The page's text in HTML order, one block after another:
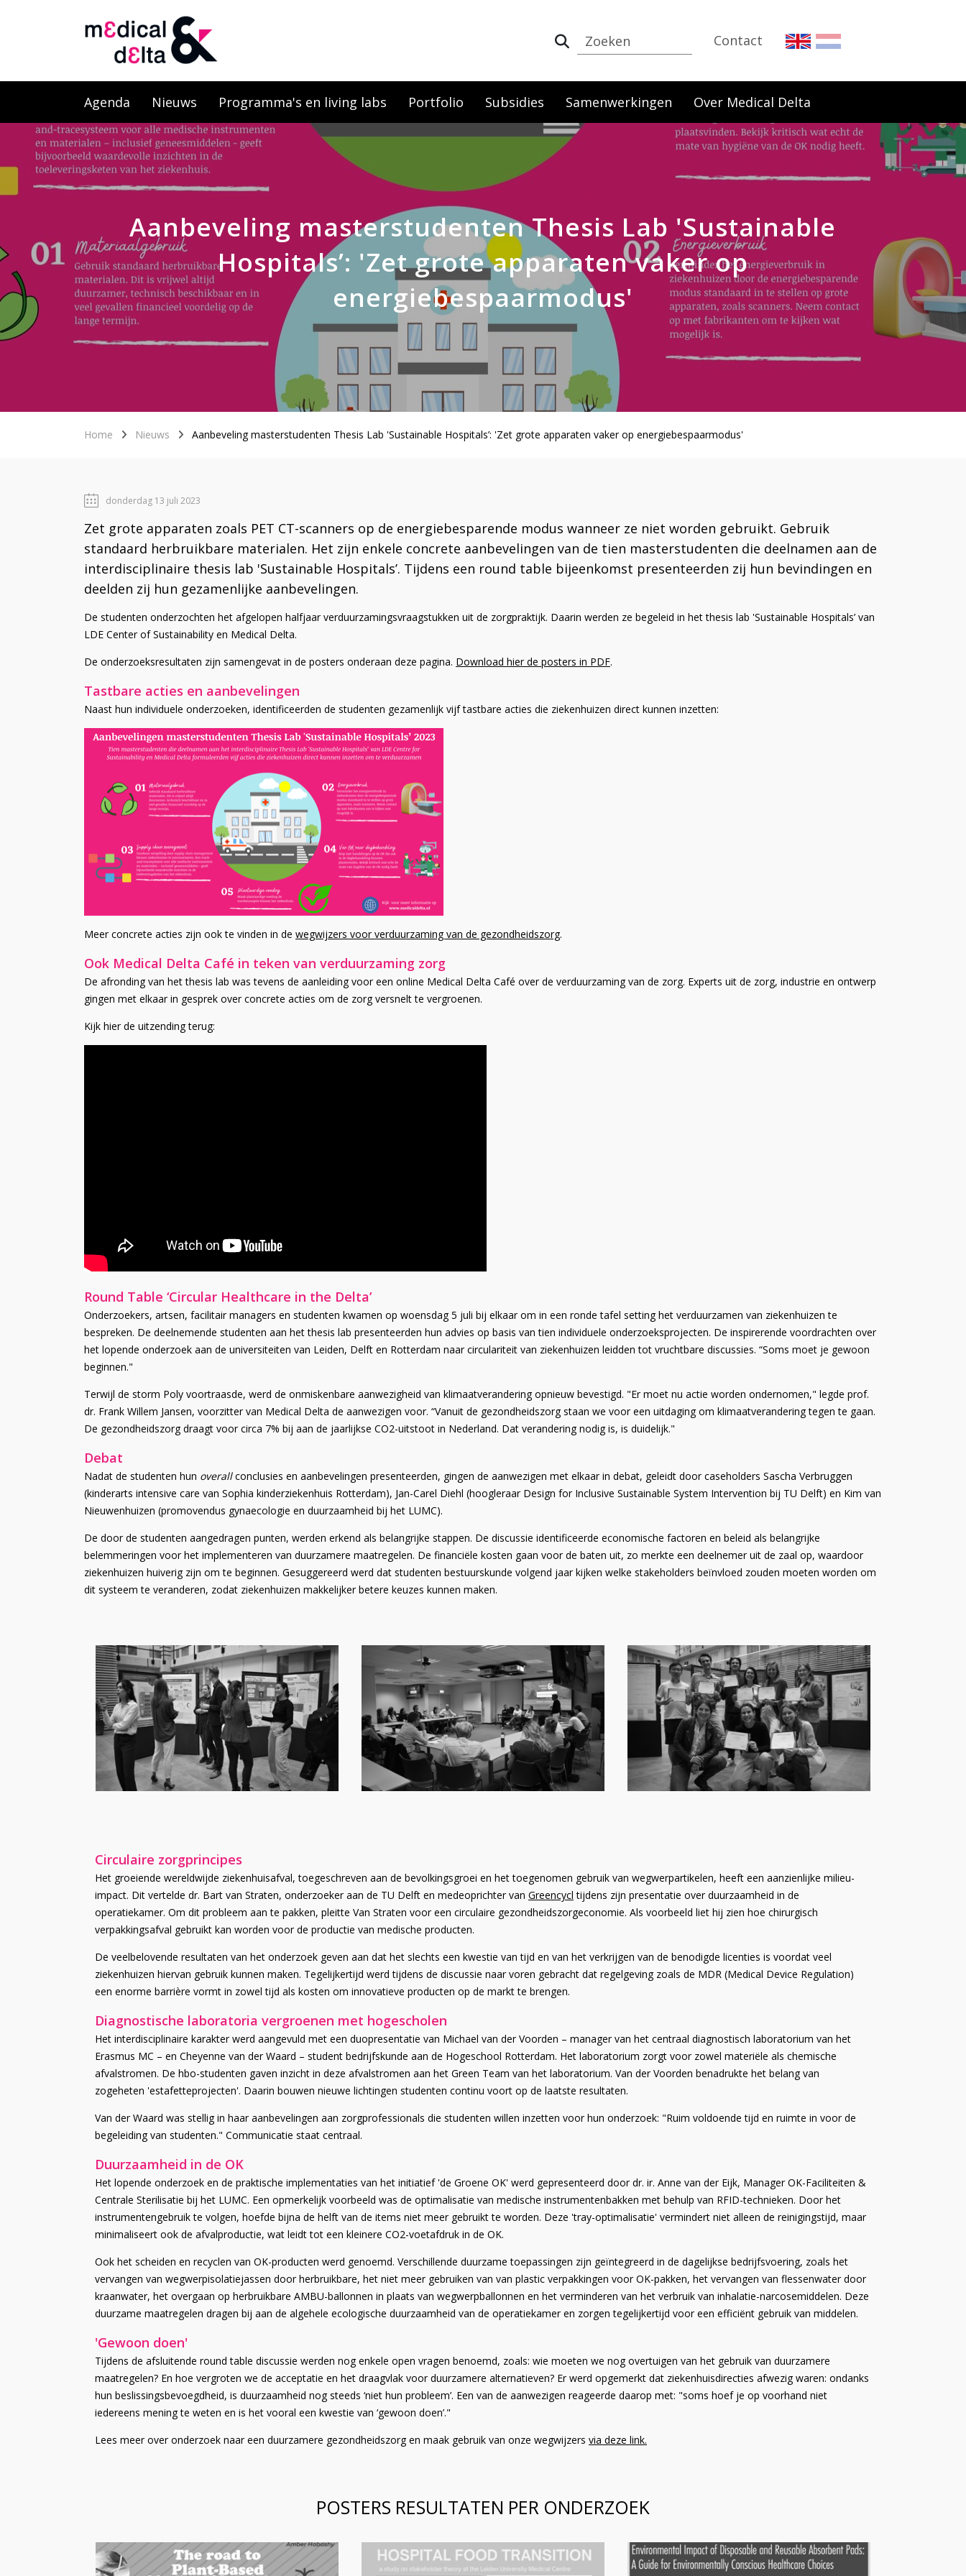
Contact
Agenda Nieuws Programma's en living labs Portfolio Subsidies Samenwerkingen Over Medical Delta
Aanbeveling masterstudenten Thesis Lab 'Sustainable
Hospitals’: 'Zet grote apparaten vaker op
energiebespaarmodus'
Home Nieuws Aanbeveling masterstudenten Thesis Lab 'Sustainable Hospitals’: 'Zet grote apparaten vaker op energiebespaarmodus'
donderdag 13 juli 2023
Zet grote apparaten zoals PET CT-scanners op de energiebesparende modus wanneer ze niet worden gebruikt. Gebruik
standaard herbruikbare materialen. Het zijn enkele concrete aanbevelingen van de tien masterstudenten die deelnamen aan de
interdisciplinaire thesis lab 'Sustainable Hospitals’. Tijdens een round table bijeenkomst presenteerden zij hun bevindingen en
deelden zij hun gezamenlijke aanbevelingen.
De studenten onderzochten het afgelopen halfjaar verduurzamingsvraagstukken uit de zorgpraktijk. Daarin werden ze begeleid in het thesis lab 'Sustainable Hospitals’ van
LDE Center of Sustainability en Medical Delta.
De onderzoeksresultaten zijn samengevat in de posters onderaan deze pagina. Download hier de posters in PDF.
Tastbare acties en aanbevelingen
Naast hun individuele onderzoeken, identificeerden de studenten gezamenlijk vijf tastbare acties die ziekenhuizen direct kunnen inzetten:
Meer concrete acties zijn ook te vinden in de wegwijzers voor verduurzaming van de gezondheidszorg.
Ook Medical Delta Café in teken van verduurzaming zorg
De afronding van het thesis lab was tevens de aanleiding voor een online Medical Delta Café over de verduurzaming van de zorg. Experts uit de zorg, industrie en ontwerp
gingen met elkaar in gesprek over concrete acties om de zorg versnelt te vergroenen.
Kijk hier de uitzending terug:
Round Table ‘Circular Healthcare in the Delta’
Onderzoekers, artsen, facilitair managers en studenten kwamen op woensdag 5 juli bij elkaar om in een ronde tafel setting het verduurzamen van ziekenhuizen te
bespreken. De deelnemende studenten aan het thesis lab presenteerden hun advies op basis van tien individuele onderzoeksprojecten. De inspirerende voordrachten over
het lopende onderzoek aan de universiteiten van Leiden, Delft en Rotterdam naar circulariteit van ziekenhuizen leidden tot vruchtbare discussies. “Soms moet je gewoon
beginnen."
Terwijl de storm Poly voortraasde, werd de onmiskenbare aanwezigheid van klimaatverandering opnieuw bevestigd. "Er moet nu actie worden ondernomen," legde prof.
dr. Frank Willem Jansen, voorzitter van Medical Delta de aanwezigen voor. “Vanuit de gezondheidszorg staan we ​​voor een uitdaging om klimaatverandering tegen te gaan.
De gezondheidszorg draagt voor circa 7% bij ​​aan de jaarlijkse CO2-uitstoot in Nederland. Dat verandering nodig is, is duidelijk."
Debat
Nadat de studenten hun overallconclusies en aanbevelingen presenteerden, gingen de aanwezigen met elkaar in debat, geleidt door caseholders Sascha Verbruggen
(kinderarts intensive care van Sophia kinderziekenhuis Rotterdam), Jan-Carel Diehl (​​hoogleraar Design for Inclusive Sustainable System Intervention bij TU Delft) en Kim van
Nieuwenhuizen (promovendus gynaecologie en duurzaamheid bij het LUMC).
De door de studenten aangedragen punten, werden erkend als belangrijke stappen. De discussie identificeerde economische factoren en beleid als belangrijke
belemmeringen voor het implementeren van duurzamere maatregelen. De financiële kosten gaan voor de baten uit, zo merkte een deelnemer uit de zaal op, waardoor
ziekenhuizen huiverig zijn om te beginnen. Gesuggereerd werd dat studenten bestuurskunde volgend jaar kijken welke stakeholders beïnvloed zouden moeten worden om
dit systeem te veranderen, zodat ziekenhuizen makkelijker betere keuzes kunnen maken.
Circulaire zorgprincipes
Het groeiende wereldwijde ziekenhuisafval, toegeschreven aan de bevolkingsgroei en het toegenomen gebruik van wegwerpartikelen, heeft een aanzienlijke milieu-
impact. Dit vertelde dr. Bart van Straten, onderzoeker aan de TU Delft en medeoprichter van Greencycl tijdens zijn presentatie over duurzaamheid in de
operatiekamer. Om dit probleem aan te pakken, pleitte Van Straten voor een circulaire gezondheidszorgeconomie. Als voorbeeld liet hij zien hoe chirurgisch
verpakkingsafval gebruikt kan worden voor de productie van medische producten.
De veelbelovende resultaten van het onderzoek geven aan dat het slechts een kwestie van tijd en van het verkrijgen van de benodigde licenties is voordat veel
ziekenhuizen hiervan gebruik kunnen maken. Tegelijkertijd werd tijdens de discussie naar voren gebracht dat regelgeving zoals de MDR (Medical Device Regulation)
een enorme barrière vormt in zowel tijd als kosten om innovatieve producten op de markt te brengen.
Diagnostische laboratoria vergroenen met hogescholen
Het interdisciplinaire karakter werd aangevuld met een duopresentatie van Michael van der Voorden – manager van het centraal diagnostisch laboratorium van het
Erasmus MC – en Cheyenne van der Waard – student bedrijfskunde aan de Hogeschool Rotterdam. Het laboratorium zorgt voor zowel materiële als chemische
afvalstromen. De hbo-studenten gaven inzicht in deze afvalstromen aan het Green Team van het laboratorium. Van der Voorden benadrukte het belang van
zogeheten 'estafetteprojecten'. Daarin bouwen nieuwe lichtingen studenten continu voort op de laatste resultaten.
Van der Waard was stellig in haar aanbevelingen aan zorgprofessionals die studenten willen inzetten voor hun onderzoek: "Ruim voldoende tijd en ruimte in voor de
begeleiding van studenten." Communicatie staat centraal.
Duurzaamheid in de OK
Het lopende onderzoek en de praktische implementaties van het initiatief 'de Groene OK' werd gepresenteerd door dr. ir. Anne van der Eijk, Manager OK-Faciliteiten &
Centrale Sterilisatie bij het LUMC. Een opmerkelijk voorbeeld was de optimalisatie van medische instrumentenbakken met behulp van RFID-technieken. Door het
instrumentengebruik te volgen, hoefde bijna de helft van de items niet meer gebruikt te worden. Deze 'tray-optimalisatie' vermindert niet alleen de reinigingstijd, maar
minimaliseert ook de afvalproductie, wat leidt tot een kleinere CO2-voetafdruk in de OK.
Ook het scheiden en recyclen van OK-producten werd genoemd. Verschillende duurzame toepassingen zijn geïntegreerd in de dagelijkse bedrijfsvoering, zoals het
vervangen van wegwerpisolatiejassen door herbruikbare, het niet meer gebruiken van van plastic verpakkingen voor OK-pakken, het vervangen van flessenwater door
kraanwater, het overgaan op herbruikbare AMBU-ballonnen in plaats van wegwerpballonnen en het verminderen van het verbruik van inhalatie-narcosemiddelen. Deze
duurzame maatregelen dragen bij aan de algehele ecologische duurzaamheid van de operatiekamer en zorgen tegelijkertijd voor een efficiënt gebruik van middelen.
'Gewoon doen'
Tijdens de afsluitende round table discussie werden nog enkele open vragen benoemd, zoals: wie moeten we nog overtuigen van het gebruik van duurzamere
maatregelen? En hoe vergroten we de acceptatie en het draagvlak voor duurzamere alternatieven? Er werd opgemerkt dat ziekenhuisdirecties afwezig waren: ondanks
hun beslissingsbevoegdheid, is duurzaamheid nog steeds ‘niet hun probleem’. Een van de aanwezigen reageerde daarop met: "soms hoef je op voorhand niet
iedereens mening te weten en is het vooral een kwestie van ‘gewoon doen’."
Lees meer over onderzoek naar een duurzamere gezondheidszorg en maak gebruik van onze wegwijzers via deze link.
POSTERS RESULTATEN PER ONDERZOEK